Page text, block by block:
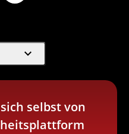
expand_more
selbst von